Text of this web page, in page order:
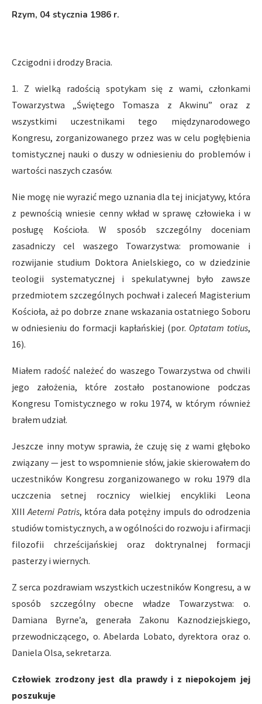
Rzym, 04 stycznia 1986 r.
Czcigodni i drodzy Bracia.
1. Z wielką radością spotykam się z wami, członkami
Towarzystwa „Świętego Tomasza z Akwinu” oraz z
wszystkimi uczestnikami tego międzynarodowego
Kongresu, zorganizowanego przez was w celu pogłębienia
tomistycznej nauki o duszy w odniesieniu do problemów i
wartości naszych czasów.
Nie mogę nie wyrazić mego uznania dla tej inicjatywy, która
z pewnością wniesie cenny wkład w sprawę człowieka i w
posługę Kościoła. W sposób szczególny doceniam
zasadniczy cel waszego Towarzystwa: promowanie i
rozwijanie studium Doktora Anielskiego, co w dziedzinie
teologii systematycznej i spekulatywnej było zawsze
przedmiotem szczególnych pochwał i zaleceń Magisterium
Kościoła, aż po dobrze znane wskazania ostatniego Soboru
w odniesieniu do formacji kapłańskiej (por. Optatam totius,
16).
Miałem radość należeć do waszego Towarzystwa od chwili
jego założenia, które zostało postanowione podczas
Kongresu Tomistycznego w roku 1974, w którym również
brałem udział.
Jeszcze inny motyw sprawia, że czuję się z wami głęboko
związany — jest to wspomnienie słów, jakie skierowałem do
uczestników Kongresu zorganizowanego w roku 1979 dla
uczczenia setnej rocznicy wielkiej encykliki Leona
XIIIAeterni Patris, która dała potężny impuls do odrodzenia
studiów tomistycznych, a w ogólności do rozwoju i afirmacji
filozofii chrześcijańskiej oraz doktrynalnej formacji
pasterzy i wiernych.
Z serca pozdrawiam wszystkich uczestników Kongresu, a w
sposób szczególny obecne władze Towarzystwa: o.
Damiana Byrne’a, generała Zakonu Kaznodziejskiego,
przewodniczącego, o. Abelarda Lobato, dyrektora oraz o.
Daniela Olsa, sekretarza.
Człowiek zrodzony jest dla prawdy i z niepokojem jej
poszukuje